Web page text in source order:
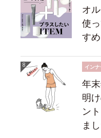
オ
使
す
イン
年
明
ン
ま